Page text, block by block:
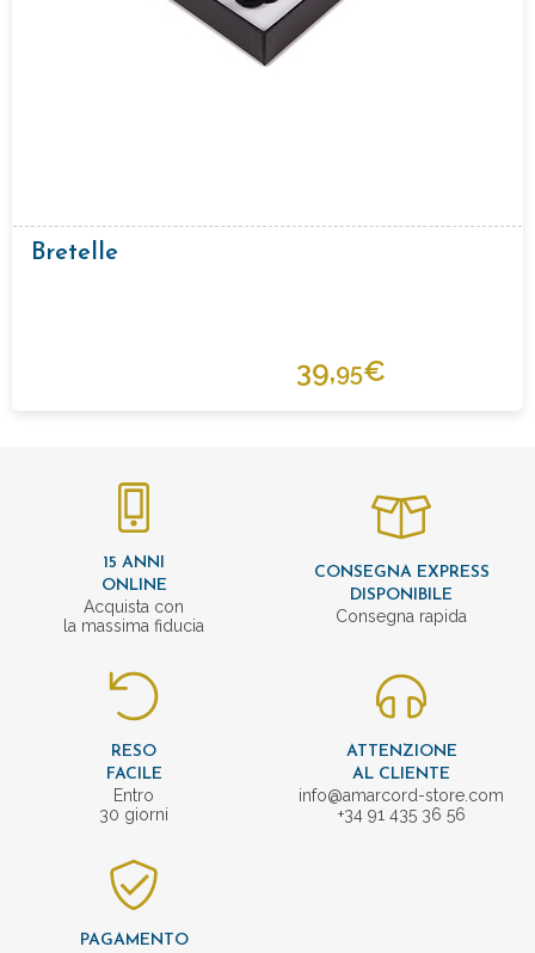
Bretelle
39,95€
15 ANNI
ONLINE
Acquista con
la massima fiducia
CONSEGNA EXPRESS
DISPONIBILE
Consegna rapida
RESO
FACILE
Entro
30 giorni
ATTENZIONE
AL CLIENTE
info@amarcord-store.com
+34 91 435 36 56
PAGAMENTO